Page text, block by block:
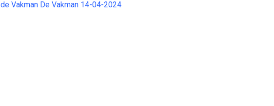
de Vakman De Vakman 14-04-2024